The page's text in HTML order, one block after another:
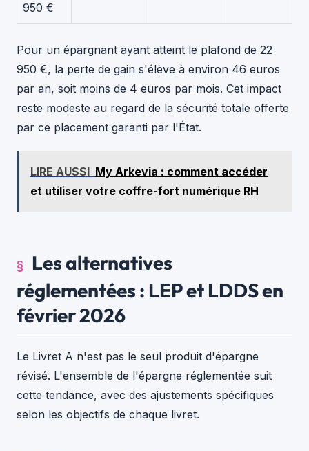
950 €
Pour un épargnant ayant atteint le plafond de 22
950 €, la perte de gain s'élève à environ 46 euros
par an, soit moins de 4 euros par mois. Cet impact
reste modeste au regard de la sécurité totale offerte
par ce placement garanti par l'État.
LIRE AUSSI My Arkevia : comment accéder
et utiliser votre coffre-fort numérique RH
Les alternatives
réglementées : LEP et LDDS en
février 2026
Le Livret A n'est pas le seul produit d'épargne
révisé. L'ensemble de l'épargne réglementée suit
cette tendance, avec des ajustements spécifiques
selon les objectifs de chaque livret.